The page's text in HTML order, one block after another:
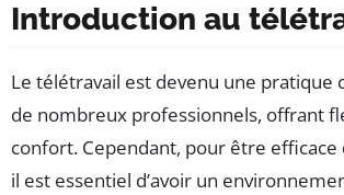
Introduction au
Le télétravail est devenu une pratique
de nombreux professionnels, offrant
confort. Cependant, pour être efficace
il est essentiel d’avoir un